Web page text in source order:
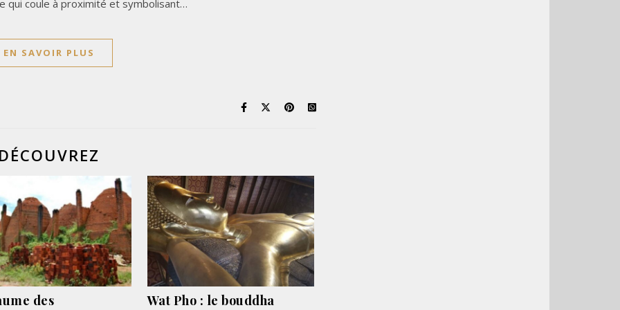
qui coule à proximité et symbolisant…
EN SAVOIR PLUS
des
Wat Pho : le bouddha